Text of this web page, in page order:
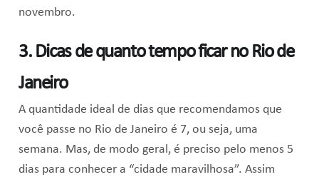
novembro.
3. Dicas de quanto tempo ficar no Rio de
Janeiro
A quantidade ideal de dias que recomendamos que
você passe no Rio de Janeiro é 7, ou seja, uma
semana. Mas, de modo geral, é preciso pelo menos 5
dias para conhecer a “cidade maravilhosa”. Assim